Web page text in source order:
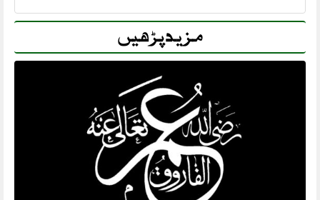
مزید پڑھیں